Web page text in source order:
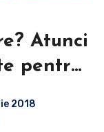
Atunci
pentru
2018